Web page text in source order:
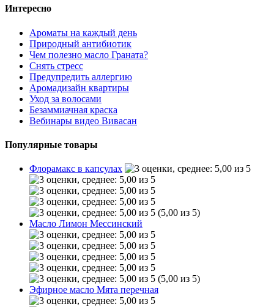
Интересно
Ароматы на каждый день
Природный антибиотик
Чем полезно масло Граната?
Снять стресс
Предупредить аллергию
Аромадизайн квартиры
Уход за волосами
Безаммиачная краска
Вебинары видео Вивасан
Популярные товары
Флорамакс в капсулах
(5,00 из 5)
Масло Лимон Мессинский
(5,00 из 5)
Эфирное масло Мята перечная